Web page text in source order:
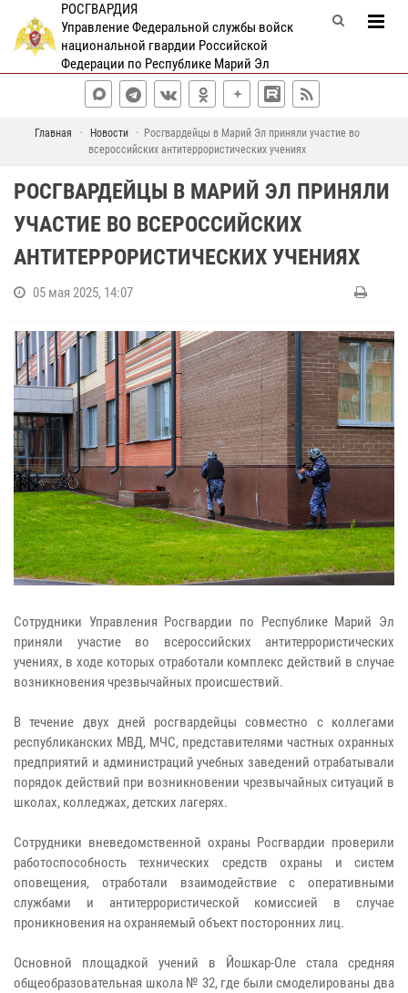
РОСГВАРДИЯ
Управление Федеральной службы войск
национальной гвардии Российской
Федерации по Республике Марий Эл
Главная Новости
Росгвардейцы в Марий Эл приняли участие во
всероссийских антитеррористических учениях
РОСГВАРДЕЙЦЫ В МАРИЙ ЭЛ ПРИНЯЛИ
УЧАСТИЕ ВО ВСЕРОССИЙСКИХ
АНТИТЕРРОРИСТИЧЕСКИХ УЧЕНИЯХ
05 мая 2025, 14:07
Сотрудники Управления Росгвардии по Республике Марий Эл
приняли участие во всероссийских антитеррористических
учениях, в ходе которых отработали комплекс действий в случае
возникновения чрезвычайных происшествий.
В течение двух дней росгвардейцы совместно с коллегами
республиканских МВД, МЧС, представителями частных охранных
предприятий и администраций учебных заведений отрабатывали
порядок действий при возникновении чрезвычайных ситуаций в
школах, колледжах, детских лагерях.
Сотрудники вневедомственной охраны Росгвардии проверили
работоспособность технических средств охраны и систем
оповещения, отработали взаимодействие с оперативными
службами и антитеррористической комиссией в случае
проникновения на охраняемый объект посторонних лиц.
Основной площадкой учений в Йошкар-Оле стала средняя
общеобразовательная школа № 32, где были смоделированы два